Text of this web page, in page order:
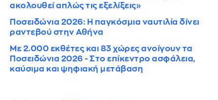
ακολουθεί απλώς τις εξελίξεις»
Ποσειδώνια 2026: Η παγκόσμια ναυτιλία δίνει
ραντεβού στην Αθήνα
Με 2.000 εκθέτες και 83 χώρες ανοίγουν τα
Ποσειδώνια 2026 - Στο επίκεντρο ασφάλεια,
καύσιμα και ψηφιακή μετάβαση